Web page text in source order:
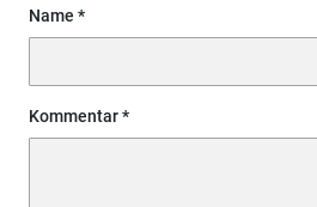
Name
Kommentar